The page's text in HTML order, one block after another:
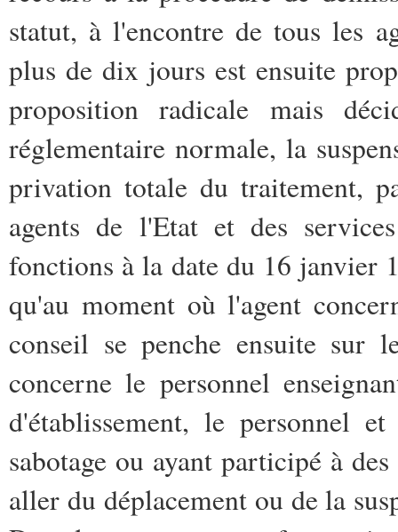
statut, à l'encontre de tous les
plus de dix jours est ensuite
proposition radicale mais
réglementaire normale, la
privation totale du traitement,
agents de l'Etat et des
fonctions à la date du 16 janvier
qu'au moment où l'agent
conseil se penche ensuite sur
concerne le personnel
d'établissement, le personnel
sabotage ou ayant participé à
aller du déplacement ou de la